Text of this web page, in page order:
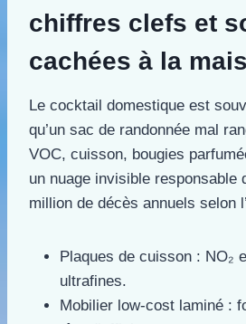
chiffres clefs et
cachées à la
Le cocktail domestique est
qu’un sac de randonnée mal
VOC, cuisson, bougies
un nuage invisible responsable
million de décès annuels selon
Plaques de cuisson : NO₂
ultrafines.
Mobilier low-cost laminé :